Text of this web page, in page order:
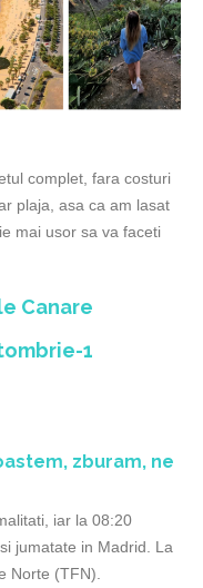
complet, fara costuri
plaja, asa ca am lasat
mai usor sa va faceti
Canare
1
zburam, ne
iar la 08:20
jumatate in Madrid. La
Norte (TFN).